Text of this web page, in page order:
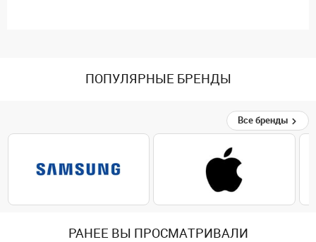
ПОПУЛЯРНЫЕ БРЕНДЫ
Все бренды
РАНЕЕ ВЫ ПРОСМАТРИВАЛИ